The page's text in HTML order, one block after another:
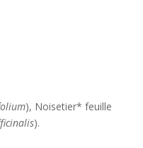
), Noisetier* feuille
).